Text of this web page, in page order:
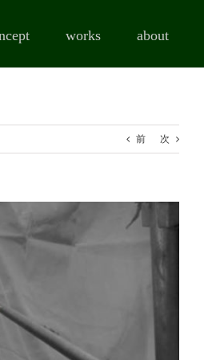
works about
前 次